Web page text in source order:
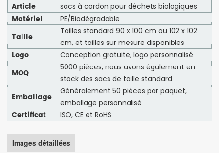
Article sacs à cordon pour déchets biologiques
Matériel PE/Biodégradable
Taille
Tailles standard 90 x 100 cm ou 102 x 102
cm, et tailles sur mesure disponibles
Logo Conception gratuite, logo personnalisé
MOQ
5000 pièces, nous avons également en
stock des sacs de taille standard
Emballage
Généralement 50 pièces par paquet,
emballage personnalisé
Certificat ISO, CE et RoHS
Images détaillées